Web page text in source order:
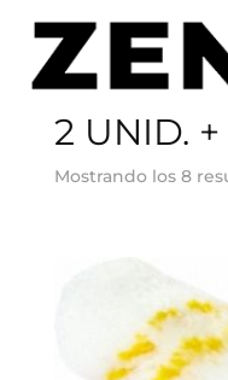
Inicio / Envase del
2 UNID. +
Mostrando los 8